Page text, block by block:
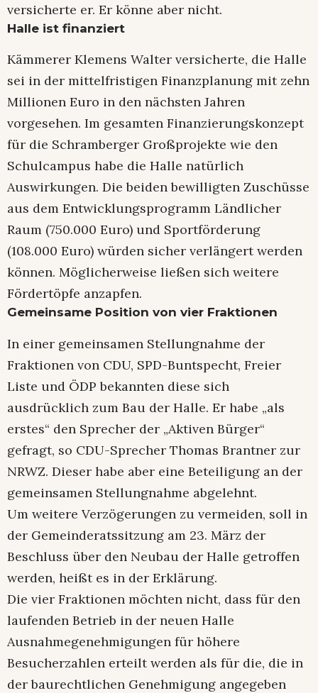
versicherte er. Er könne aber nicht.
Halle ist finanziert
Kämmerer Klemens Walter versicherte, die Halle
sei in der mittelfristigen Finanzplanung mit zehn
Millionen Euro in den nächsten Jahren
vorgesehen. Im gesamten Finanzierungskonzept
für die Schramberger Großprojekte wie den
Schulcampus habe die Halle natürlich
Auswirkungen. Die beiden bewilligten Zuschüsse
aus dem Entwicklungsprogramm Ländlicher
Raum (750.000 Euro) und Sportförderung
(108.000 Euro) würden sicher verlängert werden
können. Möglicherweise ließen sich weitere
Fördertöpfe anzapfen.
Gemeinsame Position von vier Fraktionen
In einer gemeinsamen Stellungnahme der
Fraktionen von CDU, SPD-Buntspecht, Freier
Liste und ÖDP bekannten diese sich
ausdrücklich zum Bau der Halle. Er habe „als
erstes“ den Sprecher der „Aktiven Bürger“
gefragt, so CDU-Sprecher Thomas Brantner zur
NRWZ. Dieser habe aber eine Beteiligung an der
gemeinsamen Stellungnahme abgelehnt.
Um weitere Verzögerungen zu vermeiden, soll in
der Gemeinderatssitzung am 23. März der
Beschluss über den Neubau der Halle getroffen
werden, heißt es in der Erklärung.
Die vier Fraktionen möchten nicht, dass für den
laufenden Betrieb in der neuen Halle
Ausnahmegenehmigungen für höhere
Besucherzahlen erteilt werden als für die, die in
der baurechtlichen Genehmigung angegeben